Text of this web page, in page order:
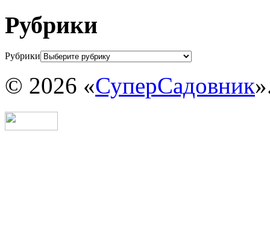
Рубрики
Рубрики
© 2026 «СуперСадовник